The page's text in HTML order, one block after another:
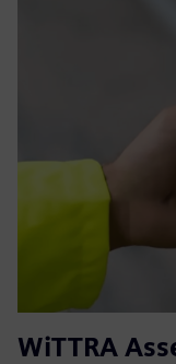
WiTTRA